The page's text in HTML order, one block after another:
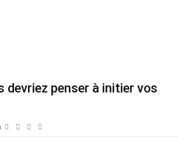
devriez penser à initier vos